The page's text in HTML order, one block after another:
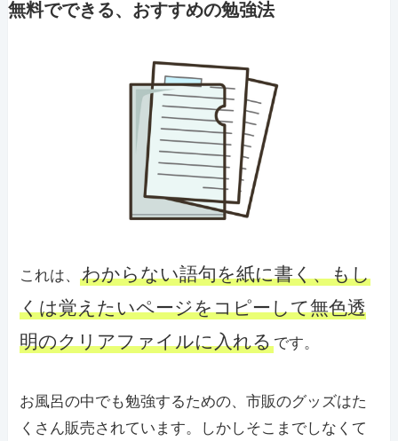
無料でできる、おすすめの勉強法
これは、わからない語句を紙に書く、もし
くは覚えたいページをコピーして無色透
明のクリアファイルに入れるです。
お風呂の中でも勉強するための、市販のグッズはた
くさん販売されています。しかしそこまでしなくて